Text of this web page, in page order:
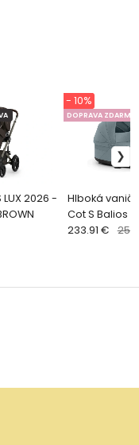
LUX 2026 -
Hlboká
Cot S Balios S
Talos S LUX -
DOPRAVA ZDARMA
- 10%
233.91 €